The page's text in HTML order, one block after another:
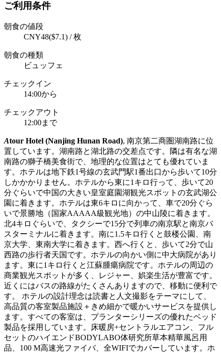
ご利用条件
朝食の値段
CNY48($7.1) / 枚
朝食の種類
ビュッフェ
チェックイン
14:00から
チェックアウト
12:00まで
Atour Hotel (Nanjing Hunan Road), 南京第二商圏湖南路に位
置しています。湖南路と湖北路の交差点です。隣は有名な湖
南路の獅子橋美食街で、地理的な位置はとても優れていま
す。ホテルは地下鉄1号線の玄武門駅1番出口から歩いて10分
しかかかりません。ホテルから東に1キロ行って、歩いて20
分ぐらいで中国の大きい皇室庭園湖観光スポットの玄武湖公
園に着きます。ホテルは東6キロに向かって、車で20分ぐら
いで景勝地（国家AAAAA級観光地）の中山陵に着きます。
北4キロぐらいで、タクシーで15分で列車の南京駅と南京バ
スターミナルに着きます。南に1.5キロ行くと鼓楼公園、南
京大学、東南大学に着きます。西へ行くと、歩いて2分で山
西路の歩行者天国です。ホテルの向かい側に中大病院があり
ます。東に1キロ行くと江蘇腫瘍病院です。ホテルの周辺の
商業観光スポットが多く、レジャー、娯楽生活が豊富です。
近くにはバスの路線がたくさんありますので、移動に便利で
す。 ホテルの設計理念は読書と人文撮影をテーマにして、
高品質の客室製品施設＋きめ細かで暖かいサービスを提供し
ます。すべての客室は、プランターシリーズの優れたベッド
製品を採用しています。床暖房+セントラルエアコン、フル
セットのハイエンドBODYLABO体研究所草本精華風呂用
品、100 M高速光ファイバ、全WIFIでカバーしています。ホ